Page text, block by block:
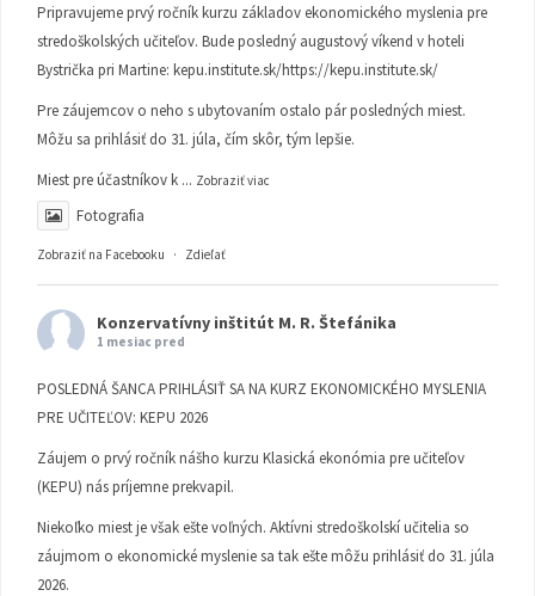
Pripravujeme prvý ročník kurzu základov ekonomického myslenia pre
stredoškolských učiteľov. Bude posledný augustový víkend v hoteli
Bystrička pri Martine: kepu.institute.sk/https://kepu.institute.sk/
Pre záujemcov o neho s ubytovaním ostalo pár posledných miest.
Môžu sa prihlásiť do 31. júla, čím skôr, tým lepšie.
Miest pre účastníkov k ... Zobraziť viac
Fotografia
Zobraziť na Facebooku · Zdieľať
Konzervatívny inštitút M. R. Štefánika
1 mesiac pred
POSLEDNÁ ŠANCA PRIHLÁSIŤ SA NA KURZ EKONOMICKÉHO MYSLENIA
PRE UČITEĽOV: KEPU 2026
Záujem o prvý ročník nášho kurzu Klasická ekonómia pre učiteľov
(KEPU) nás príjemne prekvapil.
Niekoľko miest je však ešte voľných. Aktívni stredoškolskí učitelia so
záujmom o ekonomické myslenie sa tak ešte môžu prihlásiť do 31. júla
2026.